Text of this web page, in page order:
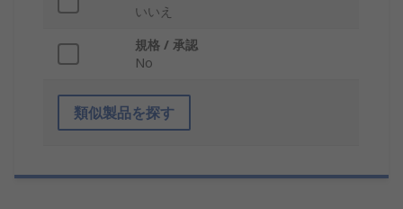
いいえ
規格 / 承認
No
類似製品を探す